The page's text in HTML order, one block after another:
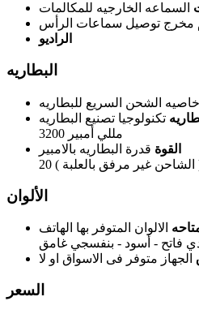
السماعه الخارجيه للمكالمات
مخرج توصيل سماعات الرأس
الراديو
البطاريه
خاصيه الشحن السريع للبطاريه
تكنولوجيا تصنيع البطاريه
3200 مللي أمبير
القوة قدرة البطاريه بالامبير
( الشاحن غير مرفق بالعلبة )
الألوان
الالوان المتوفر بها الهاتف
فاتح - أسود - بنفسجي غامق
الجهاز متوفر فى الاسواق او لا
السعر